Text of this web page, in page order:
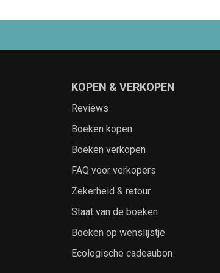
KOPEN & VERKOPEN
Reviews
Boeken kopen
Boeken verkopen
FAQ voor verkopers
Zekerheid & retour
Staat van de boeken
Boeken op wenslijstje
Ecologische cadeaubon